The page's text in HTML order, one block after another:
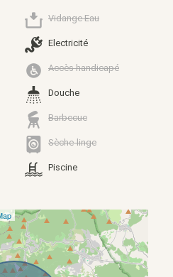
Vidange Eau
Electricité
Accès handicapé
Douche
Barbecue
Sèche-linge
Piscine